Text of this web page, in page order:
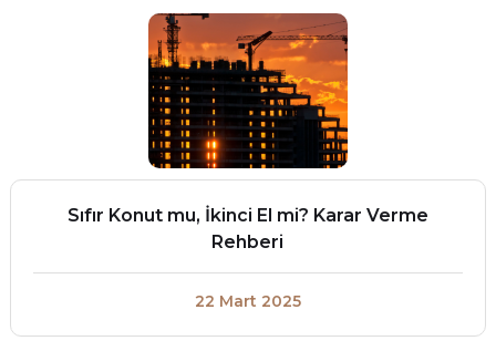
Sıfır Konut mu, İkinci El mi? Karar Verme
Rehberi
22 Mart 2025